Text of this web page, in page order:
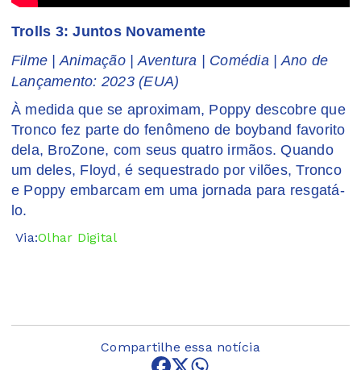
Trolls 3: Juntos Novamente
Filme | Animação | Aventura | Comédia | Ano de
Lançamento: 2023 (EUA)
À medida que se aproximam, Poppy descobre que
Tronco fez parte do fenômeno de boyband favorito
dela, BroZone, com seus quatro irmãos. Quando
um deles, Floyd, é sequestrado por vilões, Tronco
e Poppy embarcam em uma jornada para resgatá-
lo.
Via:Olhar Digital
Compartilhe essa notícia